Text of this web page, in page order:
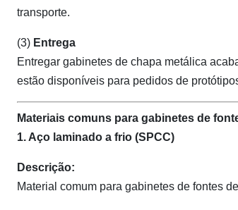
transporte.
(3) Entrega
Entregar gabinetes de chapa metálica
estão disponíveis para pedidos de
Materiais comuns para gabinetes de
1. Aço laminado a frio (SPCC)
Descrição:
Material comum para gabinetes de fontes